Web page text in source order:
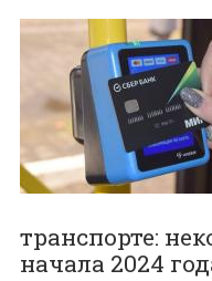
транспорте:
начала 2024